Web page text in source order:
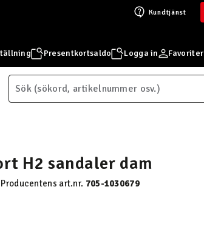
Kundtjänst
Presentkortsaldo Logga in Favoriter
H2 sandaler dam
Producentens art.nr. 705-1030679